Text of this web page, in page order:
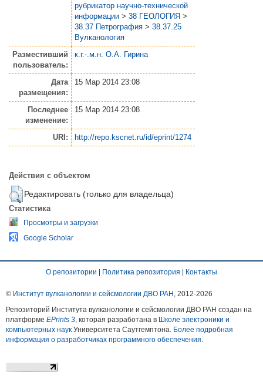
рубрикатор научно-технической
информации > 38 ГЕОЛОГИЯ >
38.37 Петрография > 38.37.25
Вулканология
Разместивший
пользователь:
к.г.-.м.н. О.А. Гирина
Дата
размещения:
15 Мар 2014 23:08
Последнее
изменение:
15 Мар 2014 23:08
URI: http://repo.kscnet.ru/id/eprint/1274
Действия с объектом
Редактировать (только для владельца)
Статистика
Просмотры и загрузки
Google Scholar
О репозитории | Политика репозитория | Контакты
© Институт вулканологии и сейсмологии ДВО РАН , 2012-2026
Репозиторий Института вулканологии и сейсмологии ДВО РАН создан на
платформе EPrints 3 , которая разработана в Школе электроники и
компьютерных наук Университета Саутгемптона. Более подробная
информация о разработчиках программного обеспечения